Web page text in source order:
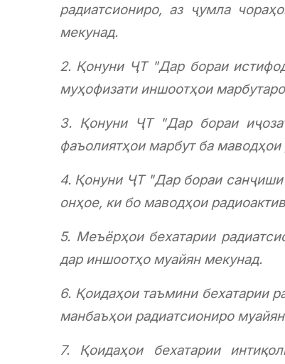
радиатсиониро, аз ҷумла
мекунад.
2. Қонуни ҶТ "Дар бораи
муҳофизати иншоотҳои
3. Қонуни ҶТ "Дар бораи
фаъолиятҳои марбут ба
4. Қонуни ҶТ "Дар бораи санҷиши
онҳое, ки бо маводҳои
5. Меъёрҳои бехатарии
дар иншоотҳо муайян мекунад.
6. Қоидаҳои таъмини бехатарии
манбаъҳои радиатсиониро
7. Қоидаҳои бехатарии